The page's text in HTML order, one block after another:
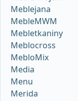
Meblejana
MebleMWM
Mebletkaniny
Meblocross
MebloMix
Media
Menu
Merida